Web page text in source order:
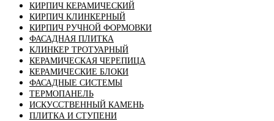
КИРПИЧ КЕРАМИЧЕСКИЙ
КИРПИЧ КЛИНКЕРНЫЙ
КИРПИЧ РУЧНОЙ ФОРМОВКИ
ФАСАДНАЯ ПЛИТКА
КЛИНКЕР ТРОТУАРНЫЙ
КЕРАМИЧЕСКАЯ ЧЕРЕПИЦА
КЕРАМИЧЕСКИЕ БЛОКИ
ФАСАДНЫЕ СИСТЕМЫ
ТЕРМОПАНЕЛЬ
ИСКУССТВЕННЫЙ КАМЕНЬ
ПЛИТКА И СТУПЕНИ